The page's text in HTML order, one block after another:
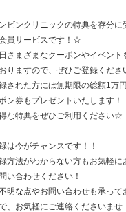
ビンクリニックの特典を存分に
員サービスです！☆
さまざまなクーポンやイベント
りますので、ぜひご登録くださ
された方には無期限の総額1万
ン券もプレゼントいたします！
な特典をぜひご利用ください☆
は今がチャンスです！！
方法がわからない方もお気軽に
い合わせください！
明な点やお問い合わせも承って
、お気軽にご連絡くださいませ